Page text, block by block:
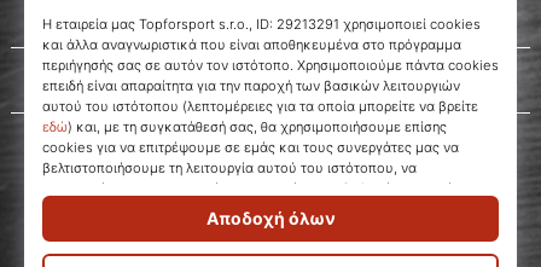
WePlayVolleyball.gr
Σχετικά μ' εμάς
Εξυπηρέτηση πελατών